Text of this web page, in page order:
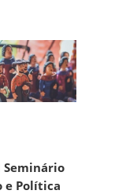
Seminário
e Política